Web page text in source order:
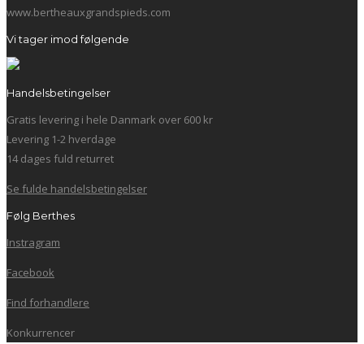
www.bertheauxgrandspieds.com
Vi tager imod følgende
Handelsbetingelser
Gratis levering i hele Danmark over 600 kr
Levering 1-2 hverdage
14 dages fuld returret
Se fulde handelsbetingelser
Følg Berthes
Instragram
Facebook
Find forhandlere
Konkurrencer